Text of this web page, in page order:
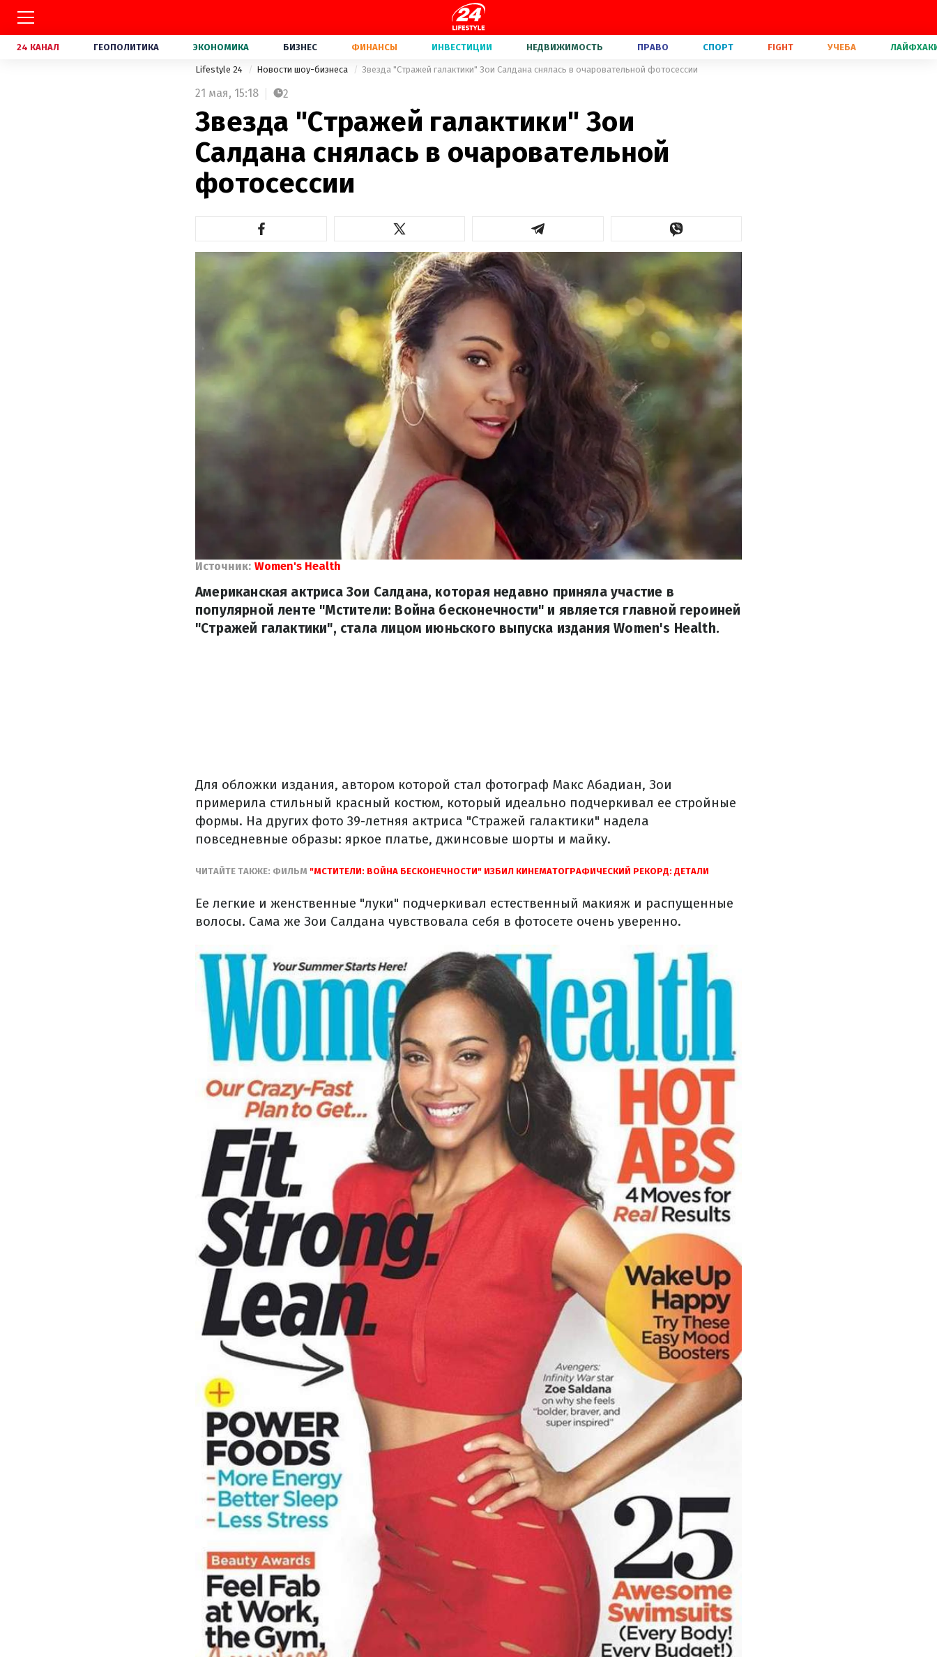
24 КАНАЛ ГЕОПОЛИТИКА ЭКОНОМИКА БИЗНЕС ФИНАНСЫ ИНВЕСТИЦИИ НЕДВИЖИМОСТЬ ПРАВО СПОРТ FIGHT УЧЕБА
Lifestyle 24 Новости шоу-бизнеса Звезда "Стражей галактики" Зои Салдана снялась в очаровательной фотосессии
21 мая, 15:18 2
Звезда "Стражей галактики" Зои
Салдана снялась в очаровательной
фотосессии
Источник: Women's Health
Американская актриса Зои Салдана, которая недавно приняла участие в
популярной ленте "Мстители: Война бесконечности" и является главной героиней
"Стражей галактики", стала лицом июньского выпуска издания Women's Health.
Для обложки издания, автором которой стал фотограф Макс Абадиан, Зои
примерила стильный красный костюм, который идеально подчеркивал ее стройные
формы. На других фото 39-летняя актриса "Стражей галактики" надела
повседневные образы: яркое платье, джинсовые шорты и майку.
ЧИТАЙТЕ ТАКЖЕ: ФИЛЬМ "МСТИТЕЛИ: ВОЙНА БЕСКОНЕЧНОСТИ" ИЗБИЛ КИНЕМАТОГРАФИЧЕСКИЙ РЕКОРД: ДЕТАЛИ
Ее легкие и женственные "луки" подчеркивал естественный макияж и распущенные
волосы. Сама же Зои Салдана чувствовала себя в фотосете очень уверенно.